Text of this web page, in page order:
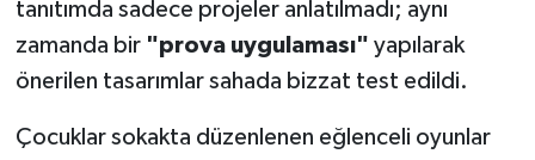
tanıtımda sadece projeler anlatılmadı; aynı
zamanda bir "prova uygulaması" yapılarak
önerilen tasarımlar sahada bizzat test edildi.
Çocuklar sokakta düzenlenen eğlenceli oyunlar